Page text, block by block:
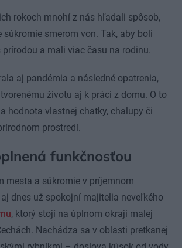
rokoch mnohí z nás hľadali spôsob,
súkromie smerom von. Tak, aby boli
a mali viac času na rodinu.
aj pandémia a následné opatrenia,
životu aj k práci z domu. O to
hodnota vlastnej chatky, chalupy či
prostredí.
funkčnosťou
mesta a súkromie v príjemnom
dnes už spokojní majitelia neveľkého
, ktorý stojí na úplnom okraji malej
Nachádza sa v oblasti pretkanej